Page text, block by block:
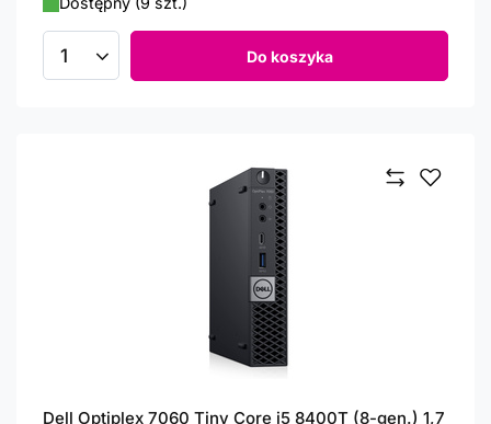
Ilość produktów Do koszyka
Dell Optiplex 7060 Tiny Core i5 8400T (8-gen.) 1,7